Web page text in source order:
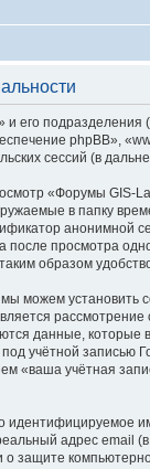
и его
phpBB»,
сессий (в
«Форумы GIS-
в папку
анонимной
просмотра
образом
можем
данные,
учётной записью
«ваша учётная
адрес
защите